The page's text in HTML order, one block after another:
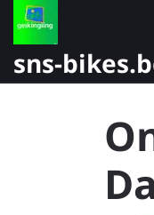
Skip
sns-